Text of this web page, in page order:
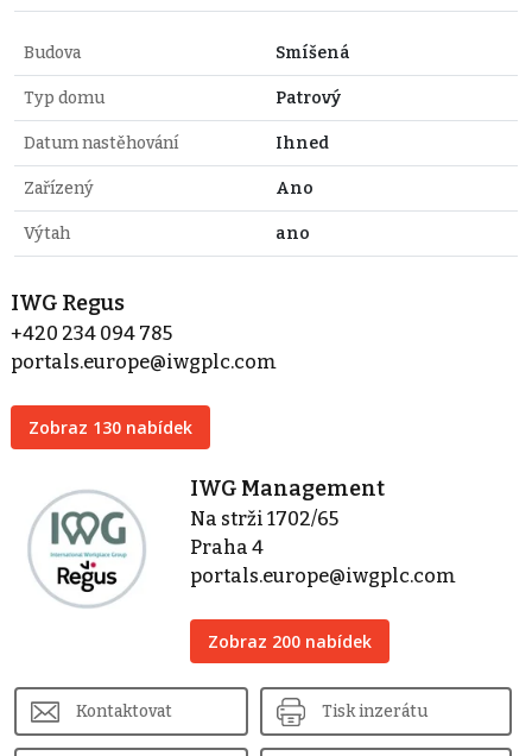
Budova Smíšená
Typ domu Patrový
Datum nastěhování Ihned
Zařízený Ano
Výtah ano
IWG Regus
+420 234 094 785
portals.europe@iwgplc.com
Zobraz 130 nabídek
IWG Management
Na strži 1702/65
Praha 4
portals.europe@iwgplc.com
Zobraz 200 nabídek
Kontaktovat Tisk inzerátu